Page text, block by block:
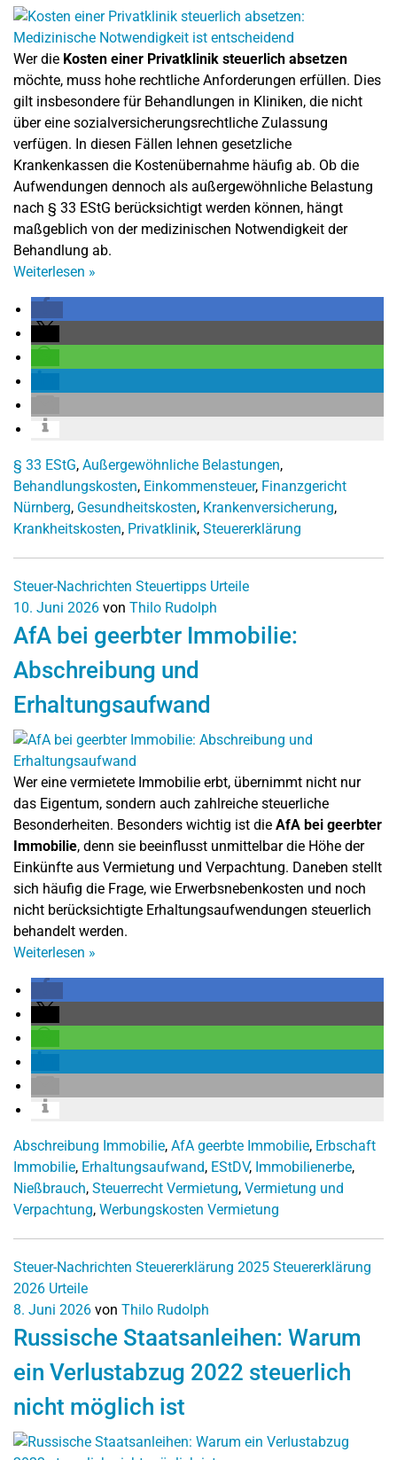
Wer die Kosten einer Privatklinik steuerlich absetzen
möchte, muss hohe rechtliche Anforderungen erfüllen. Dies
gilt insbesondere für Behandlungen in Kliniken, die nicht
über eine sozialversicherungsrechtliche Zulassung
verfügen. In diesen Fällen lehnen gesetzliche
Krankenkassen die Kostenübernahme häufig ab. Ob die
Aufwendungen dennoch als außergewöhnliche Belastung
nach § 33 EStG berücksichtigt werden können, hängt
maßgeblich von der medizinischen Notwendigkeit der
Behandlung ab.
Weiterlesen »
§ 33 EStG, Außergewöhnliche Belastungen,
Behandlungskosten, Einkommensteuer, Finanzgericht
Nürnberg, Gesundheitskosten, Krankenversicherung,
Krankheitskosten, Privatklinik, Steuererklärung
Steuer-Nachrichten Steuertipps Urteile
10. Juni 2026 von Thilo Rudolph
AfA bei geerbter Immobilie:
Abschreibung und
Erhaltungsaufwand
Wer eine vermietete Immobilie erbt, übernimmt nicht nur
das Eigentum, sondern auch zahlreiche steuerliche
Besonderheiten. Besonders wichtig ist die AfA bei geerbter
Immobilie, denn sie beeinflusst unmittelbar die Höhe der
Einkünfte aus Vermietung und Verpachtung. Daneben stellt
sich häufig die Frage, wie Erwerbsnebenkosten und noch
nicht berücksichtigte Erhaltungsaufwendungen steuerlich
behandelt werden.
Weiterlesen »
Abschreibung Immobilie, AfA geerbte Immobilie, Erbschaft
Immobilie, Erhaltungsaufwand, EStDV, Immobilienerbe,
Nießbrauch, Steuerrecht Vermietung, Vermietung und
Verpachtung, Werbungskosten Vermietung
Steuer-Nachrichten Steuererklärung 2025 Steuererklärung
2026 Urteile
8. Juni 2026 von Thilo Rudolph
Russische Staatsanleihen: Warum
ein Verlustabzug 2022 steuerlich
nicht möglich ist